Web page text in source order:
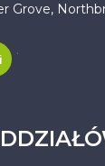
Grove,
.